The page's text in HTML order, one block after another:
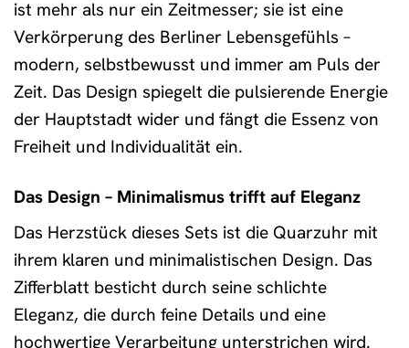
ist mehr als nur ein Zeitmesser; sie ist eine
Verkörperung des Berliner Lebensgefühls –
modern, selbstbewusst und immer am Puls der
Zeit. Das Design spiegelt die pulsierende Energie
der Hauptstadt wider und fängt die Essenz von
Freiheit und Individualität ein.
Das Design – Minimalismus trifft auf Eleganz
Das Herzstück dieses Sets ist die Quarzuhr mit
ihrem klaren und minimalistischen Design. Das
Zifferblatt besticht durch seine schlichte
Eleganz, die durch feine Details und eine
hochwertige Verarbeitung unterstrichen wird.